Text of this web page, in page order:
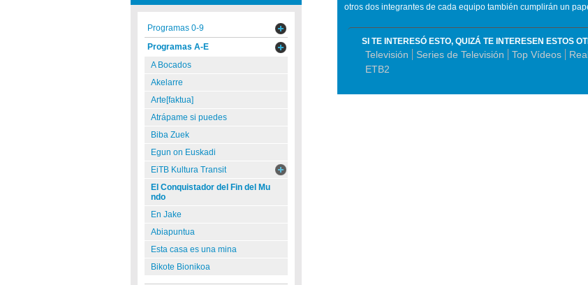
otros dos integrantes de cada equipo también cumplirán un
SI TE INTERESÓ ESTO, QUIZÁ TE INTERESEN ESTOS
Televisión Series de Televisión Top Vídeos
ETB2
Programas 0-9
Programas A-E
A Bocados
Akelarre
Arte[faktua]
Atrápame si puedes
Biba Zuek
Egun on Euskadi
EiTB Kultura Transit
El Conquistador del Fin del Mu
ndo
En Jake
Abiapuntua
Esta casa es una mina
Bikote Bionikoa